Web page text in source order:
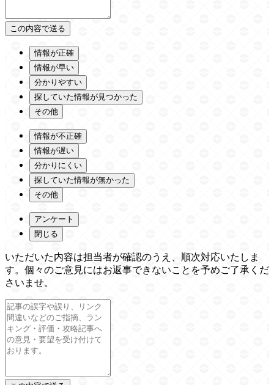
情報が正確
情報が早い
分かりやすい
探していた情報が見つかった
その他
情報が不正確
情報が遅い
分かりにくい
探していた情報が無かった
その他
アンケート
閉じる
いただいた内容は担当者が確認のうえ、順次対応いたしま
す。個々のご意見にはお返事できないことを予めご了承くだ
さいませ。